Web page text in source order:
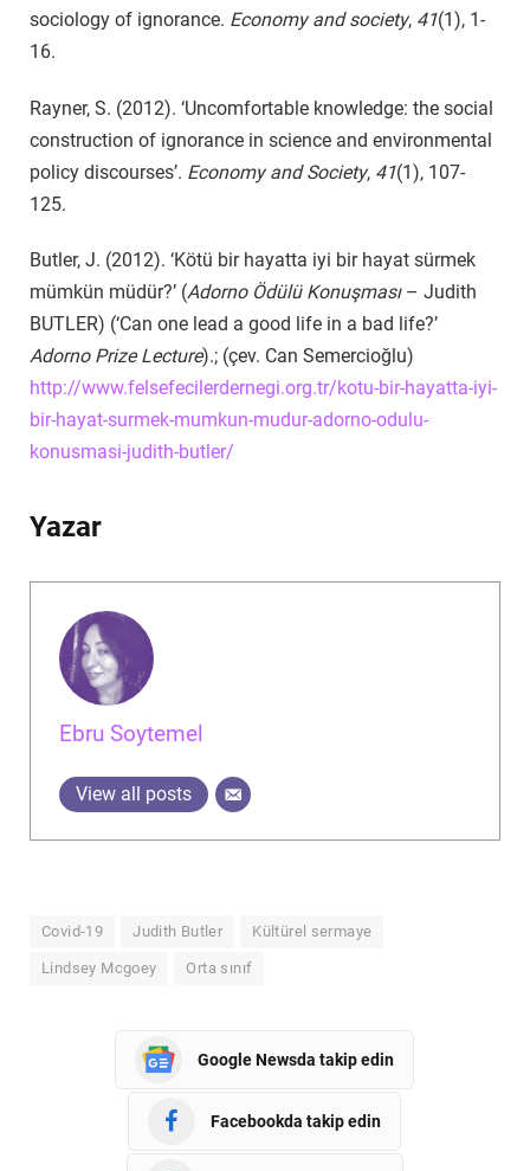
sociology of ignorance. Economy and society, 41(1), 1-
16.
Rayner, S. (2012). ‘Uncomfortable knowledge: the social
construction of ignorance in science and environmental
policy discourses’. Economy and Society, 41(1), 107-
125.
Butler, J. (2012). ‘Kötü bir hayatta iyi bir hayat sürmek
mümkün müdür?’ (Adorno Ödülü Konuşması– Judith
BUTLER) (‘Can one lead a good life in a bad life?’
Adorno Prize Lecture).; (çev. Can Semercioğlu)
http://www.felsefecilerdernegi.org.tr/kotu-bir-hayatta-iyi-
bir-hayat-surmek-mumkun-mudur-adorno-odulu-
konusmasi-judith-butler/
Yazar
Ebru Soytemel
View all posts
Covid-19 Judith Butler Kültürel sermaye
Lindsey Mcgoey Orta sınıf
Google Newsda takip edin
Facebookda takip edin